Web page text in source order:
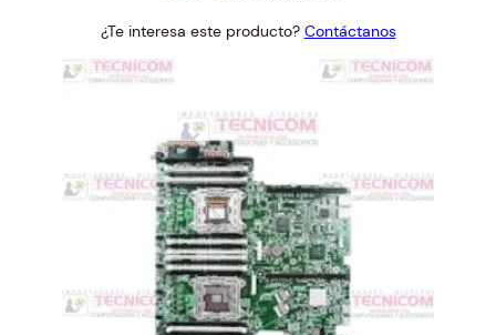
was:
is:
¿Te interesa este producto? Contáctanos